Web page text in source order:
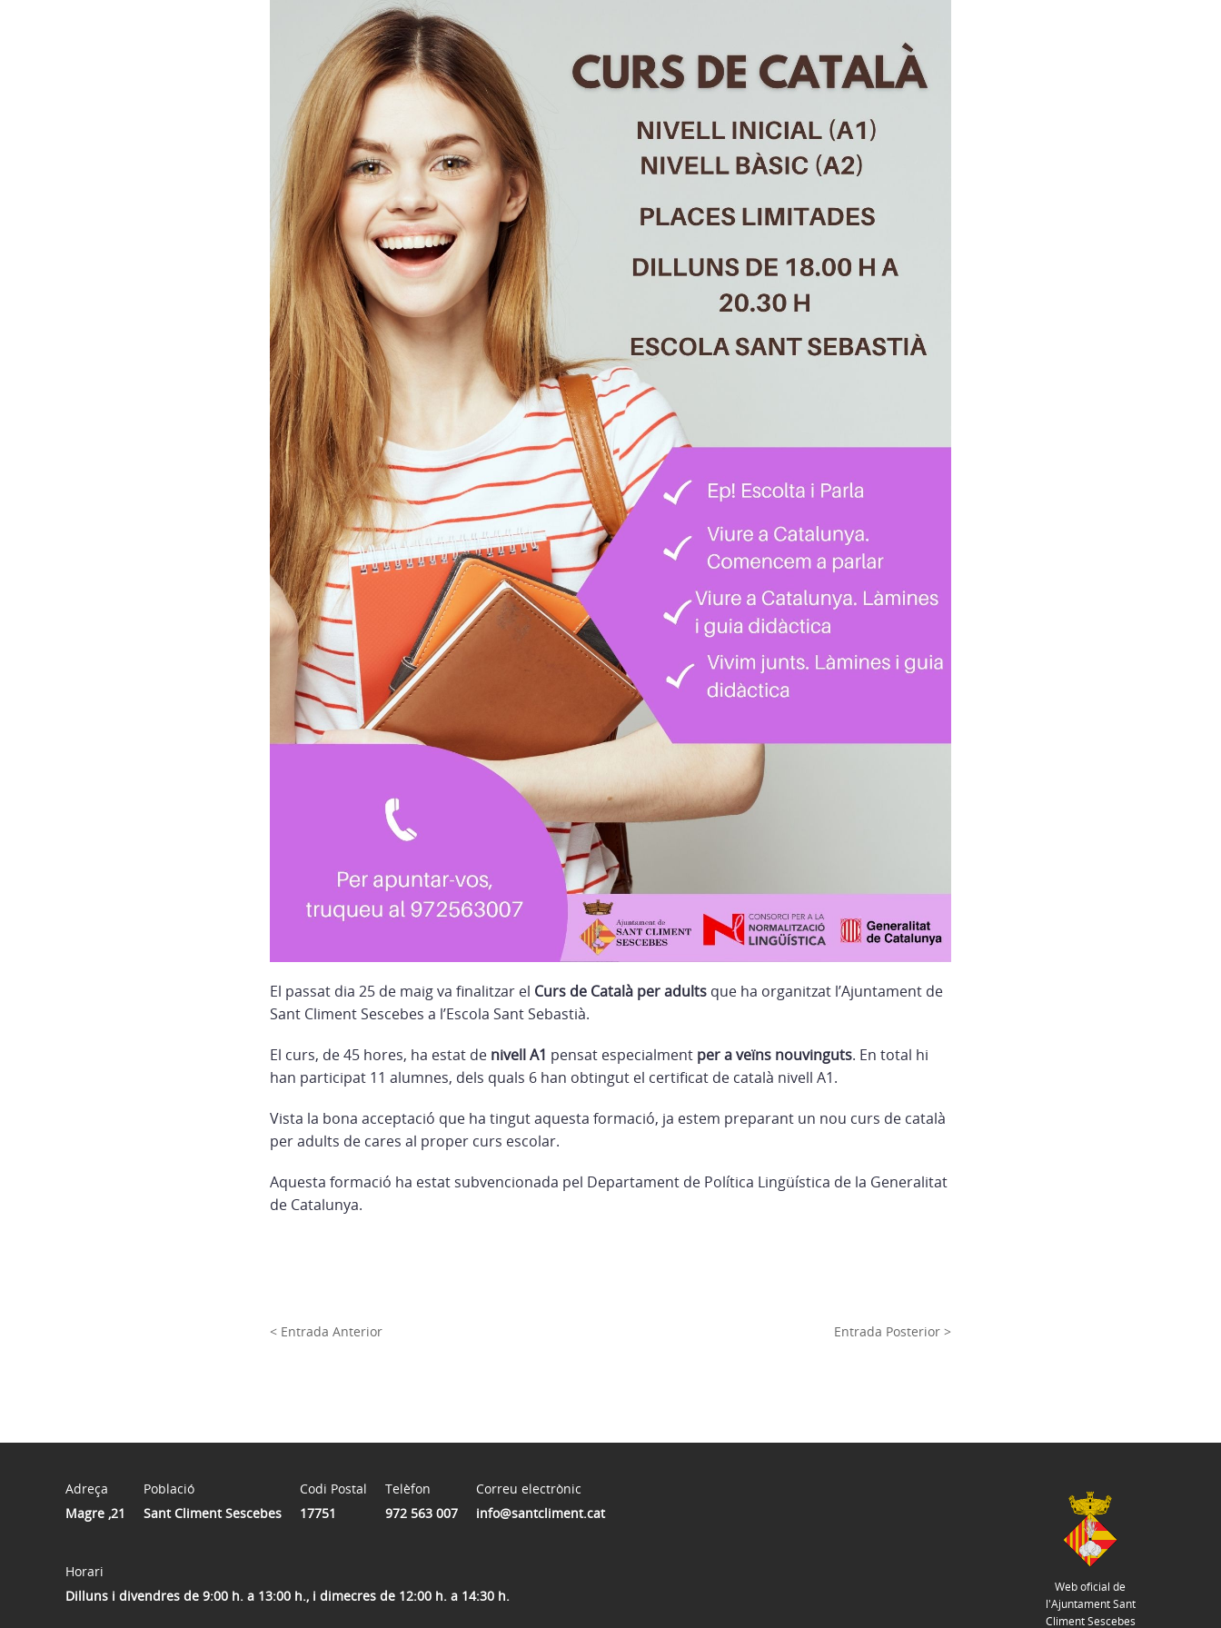
El passat dia 25 de maig va finalitzar el Curs de Català per adults que ha organitzat l’Ajuntament de
Sant Climent Sescebes a l’Escola Sant Sebastià.
El curs, de 45 hores, ha estat de nivell A1 pensat especialment per a veïns nouvinguts. En total hi
han participat 11 alumnes, dels quals 6 han obtingut el certificat de català nivell A1.
Vista la bona acceptació que ha tingut aquesta formació, ja estem preparant un nou curs de català
per adults de cares al proper curs escolar.
Aquesta formació ha estat subvencionada pel Departament de Política Lingüística de la Generalitat
de Catalunya.
< Entrada Anterior Entrada Posterior >
Adreça
Magre ,21
Població
Sant Climent Sescebes
Codi Postal
17751
Telèfon
972 563 007
Correu electrònic
info@santcliment.cat
Horari
Dilluns i divendres de 9:00 h. a 13:00 h., i dimecres de 12:00 h. a 14:30 h.
Web oficial de
l'Ajuntament Sant
Climent Sescebes